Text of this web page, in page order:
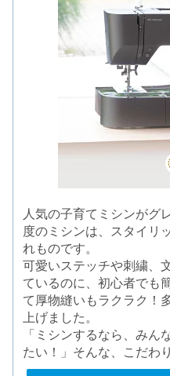
人気の子育てミシンがグ
度のミシンは、スタイリ
れものです。
可愛いステッチや刺繍、
ているのに、初心者でも
て厚物縫いもラクラク！
上げました。
「ミシンするなら、みん
たい！」そんな、こだわ